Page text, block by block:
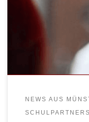
Humanitäre Hilfe auf
Mauritz e.V. das
Warendorf
über humanitäre
der weltweiten
NEWS AUS